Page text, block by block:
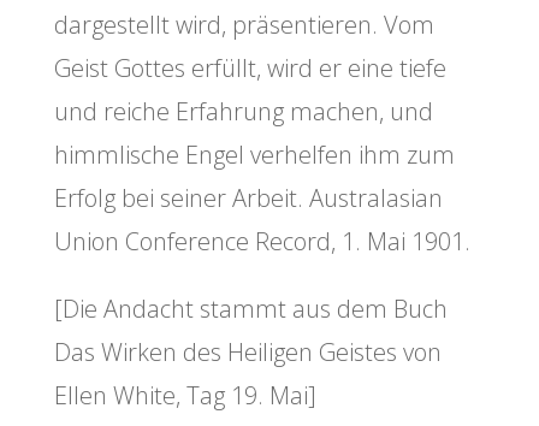
dargestellt wird, präsentieren. Vom
Geist Gottes erfüllt, wird er eine tiefe
und reiche Erfahrung machen, und
himmlische Engel verhelfen ihm zum
Erfolg bei seiner Arbeit. Australasian
Union Conference Record, 1. Mai 1901.
[Die Andacht stammt aus dem Buch
Das Wirken des Heiligen Geistes von
Ellen White, Tag 19. Mai]